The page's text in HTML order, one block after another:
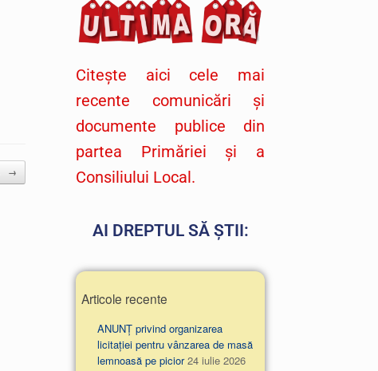
→
Citește aici cele mai
recente comunicări și
documente publice din
partea Primăriei și a
Consiliului Local.
AI DREPTUL SĂ ȘTII:
Articole recente
ANUNȚ privind organizarea
licitației pentru vânzarea de masă
lemnoasă pe picior 24 iulie 2026